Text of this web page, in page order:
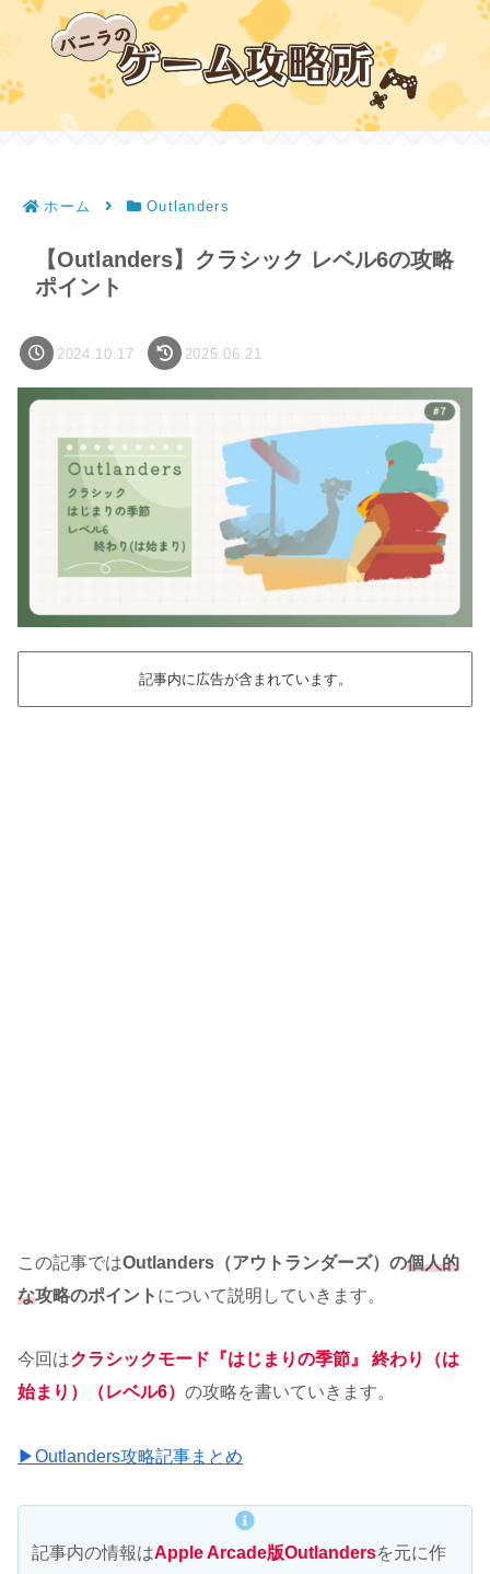
ホーム Outlanders
【Outlanders】クラシック レベル6の攻略
ポイント
2024.10.17 2025.06.21
記事内に広告が含まれています。
この記事ではOutlanders（アウトランダーズ）の個人的
な攻略のポイント について説明していきます。
今回はクラシックモード『はじまりの季節』 終わり（は
始まり）（レベル6） の攻略を書いていきます。
▶Outlanders攻略記事まとめ
記事内の情報はApple Arcade版Outlandersを元に作